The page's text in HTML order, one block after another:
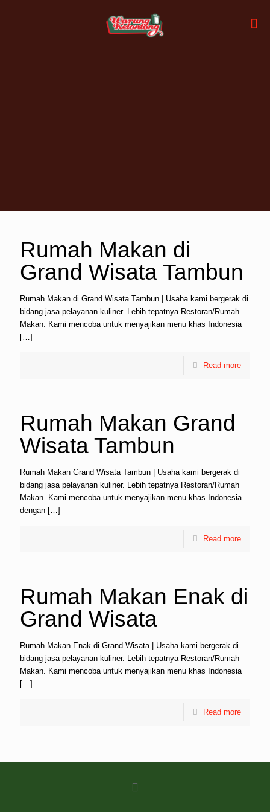
Rumah Makan di
Grand Wisata Tambun
Rumah Makan di Grand Wisata Tambun | Usaha kami bergerak di
bidang jasa pelayanan kuliner. Lebih tepatnya Restoran/Rumah
Makan. Kami mencoba untuk menyajikan menu khas Indonesia
[…]
Read more
Rumah Makan Grand
Wisata Tambun
Rumah Makan Grand Wisata Tambun | Usaha kami bergerak di
bidang jasa pelayanan kuliner. Lebih tepatnya Restoran/Rumah
Makan. Kami mencoba untuk menyajikan menu khas Indonesia
dengan […]
Read more
Rumah Makan Enak di
Grand Wisata
Rumah Makan Enak di Grand Wisata | Usaha kami bergerak di
bidang jasa pelayanan kuliner. Lebih tepatnya Restoran/Rumah
Makan. Kami mencoba untuk menyajikan menu khas Indonesia
[…]
Read more